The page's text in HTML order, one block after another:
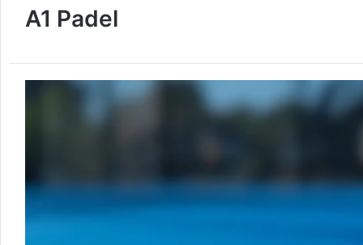
A1 Padel